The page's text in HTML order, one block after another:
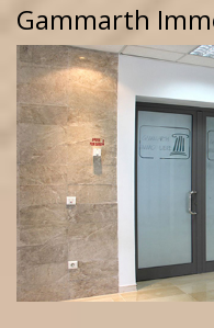
Gammarth